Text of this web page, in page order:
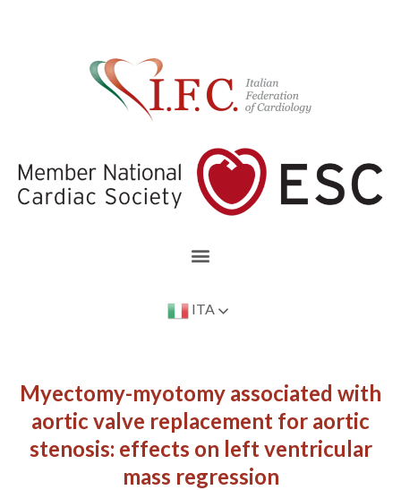
ITA
Myectomy-myotomy associated with
aortic valve replacement for aortic
stenosis: effects on left ventricular
mass regression